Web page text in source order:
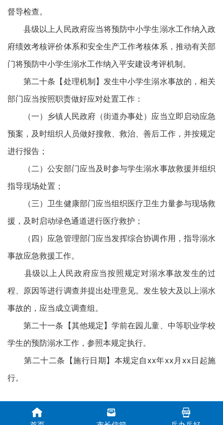
督导检查。
县级以上人民政府应当将预防中小学生溺水工作纳入政
府绩效考核评价体系和安全生产工作考核体系，推动有关部
门将预防中小学生溺水工作纳入平安建设考评机制。
第二十条【处理机制】发生中小学生溺水事故的，相关
部门应当按照职责做好应对处置工作：
（一）乡镇人民政府（街道办事处）应当立即启动应急
预案，及时组织人员做好搜救、救治、善后工作，并按规定
进行报告；
（二）公安部门应当及时参与学生溺水事故救援并组织
指导现场处置；
（三）卫生健康部门应当组织医疗卫生力量参与现场救
援，及时启动绿色通道进行医疗救护；
（四）应急管理部门应当发挥综合协调作用，指导溺水
事故应急救援工作。
县级以上人民政府应当按照规定对溺水事故发生的过
程、原因等进行调查并提出处理意见。发生较大及以上溺水
事故的，应当成立调查组。
第二十一条【其他规定】学前在园儿童、中等职业学校
学生的预防溺水工作，参照本规定执行。
第二十二条【施行日期】本规定自xx年xx月xx日起施
行。